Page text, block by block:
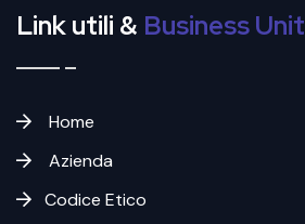
Link utili & Business Unit
Home
Azienda
Codice Etico